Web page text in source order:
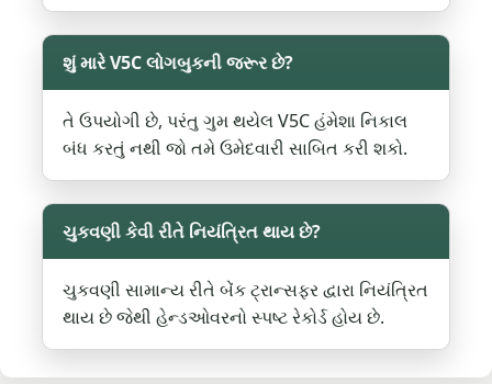
શું મારે V5C લોગબુકની જરૂર છે?
તે ઉપયોગી છે, પરંતુ ગુમ થયેલ V5C હંમેશા નિકાલ
બંધ કરતું નથી જો તમે ઉમેદવારી સાબિત કરી શકો.
ચુકવણી કેવી રીતે નિયંત્રિત થાય છે?
ચુકવણી સામાન્ય રીતે બેંક ટ્રાન્સફર દ્વારા નિયંત્રિત
થાય છે જેથી હેન્ડઓવરનો સ્પષ્ટ રેકોર્ડ હોય છે.